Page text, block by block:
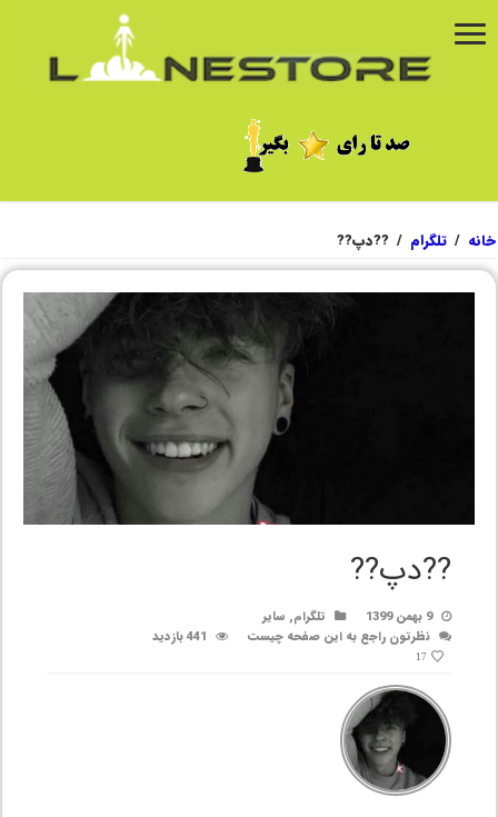
خانه / تلگرام / ??دپ??
??دپ??
9 بهمن 1399 تلگرام, سایر
نظرتون راجع به این صفحه چیست
441 بازدید
17